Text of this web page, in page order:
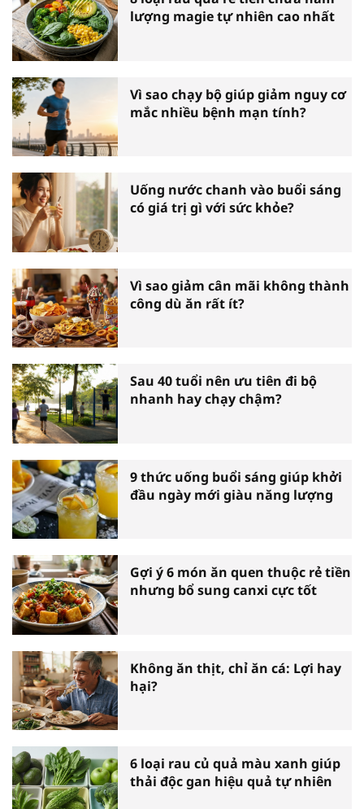
lượng magie tự nhiên cao nhất
Vì sao chạy bộ giúp giảm nguy cơ
mắc nhiều bệnh mạn tính?
Uống nước chanh vào buổi sáng
có giá trị gì với sức khỏe?
Vì sao giảm cân mãi không thành
công dù ăn rất ít?
Sau 40 tuổi nên ưu tiên đi bộ
nhanh hay chạy chậm?
9 thức uống buổi sáng giúp khởi
đầu ngày mới giàu năng lượng
Gợi ý 6 món ăn quen thuộc rẻ tiền
nhưng bổ sung canxi cực tốt
Không ăn thịt, chỉ ăn cá: Lợi hay
hại?
6 loại rau củ quả màu xanh giúp
thải độc gan hiệu quả tự nhiên